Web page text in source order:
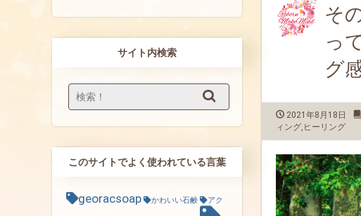
そ
っ
グ
2021年8月18日
ィング, ヒーリング
サイト内検索
このサイトでよく使われている言葉
georacsoap かわいい石鹸 アク